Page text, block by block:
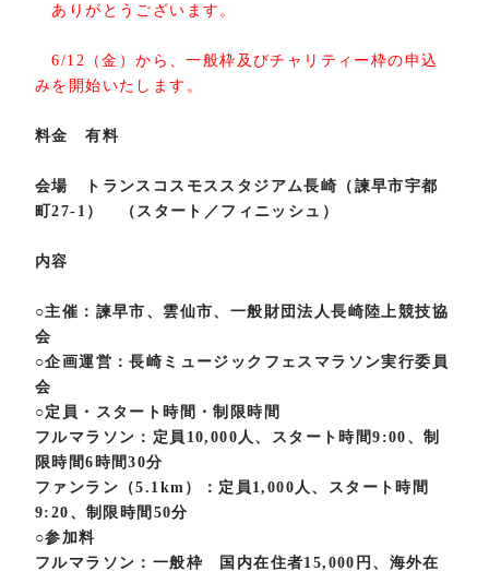
ありがとうございます。
6/12（金）から、一般枠及びチャリティー枠の申込
みを開始いたします。
料金有料
会場
トランスコスモススタジアム長崎（諫早市宇都
町27-1） （スタート／フィニッシュ）
内容
○主催：諫早市、雲仙市、一般財団法人長崎陸上競技協
会
○企画運営：長崎ミュージックフェスマラソン実行委員
会
○定員・スタート時間・制限時間
フルマラソン：定員10,000人、スタート時間9:00、制
限時間6時間30分
ファンラン（5.1km）：定員1,000人、スタート時間
9:20、制限時間50分
○参加料
フルマラソン：一般枠 国内在住者15,000円、海外在